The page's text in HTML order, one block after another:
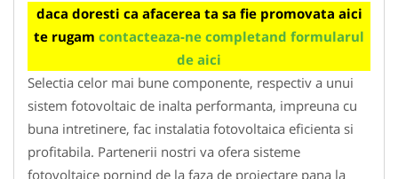
daca doresti ca afacerea ta sa fie promovata aici
te rugam contacteaza-ne completand formularul
de aici
Selectia celor mai bune componente, respectiv a unui
sistem fotovoltaic de inalta performanta, impreuna cu
buna intretinere, fac instalatia fotovoltaica eficienta si
profitabila. Partenerii nostri va ofera sisteme
fotovoltaice pornind de la faza de proiectare pana la